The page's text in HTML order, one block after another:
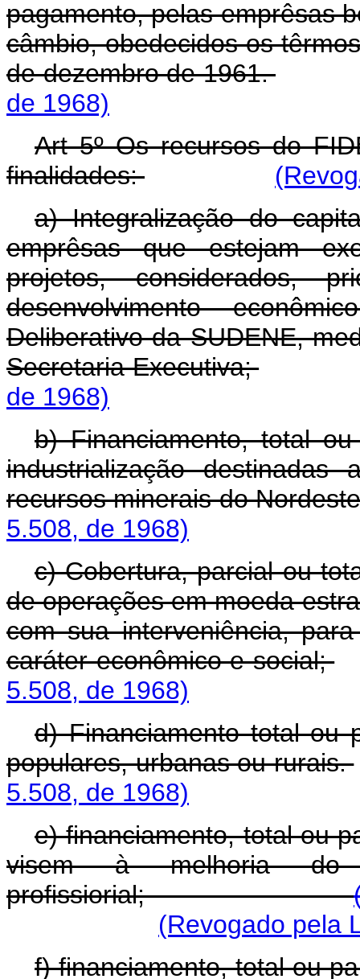
pagamento, pelas emprêsas
câmbio, obedecidos os
de dezembro de 1961.
de 1968)
Art 5º Os recursos do
finalidades:
a) Integralização do
emprêsas que estejam
projetos, considerados,
desenvolvimento
Deliberativo da SUDENE,
Secretaria Executiva;
de 1968)
b) Financiamento, total
industrialização
recursos minerais do
5.508, de 1968)
c) Cobertura, parcial ou
de operações em moeda
com sua interveniência,
caráter econômico e social;
5.508, de 1968)
d) Financiamento total ou
populares, urbanas ou rurais.
5.508, de 1968)
e) financiamento, total ou
visem à melhoria do
profissiorial;
(Revogado pela
f) financiamento, total ou